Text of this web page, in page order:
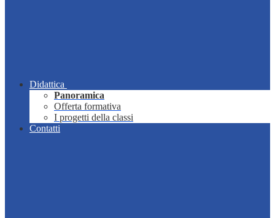
Didattica
Panoramica
Offerta formativa
I progetti della classi
Contatti